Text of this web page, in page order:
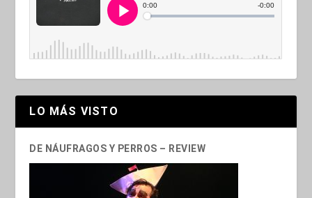
LO MÁS VISTO
DE NÁUFRAGOS Y PERROS – REVIEW